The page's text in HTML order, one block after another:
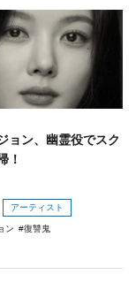
ョン、幽霊役でスク
！
アーティスト
ン 復讐鬼